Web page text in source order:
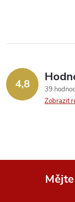
4,8
39
Zobrazit